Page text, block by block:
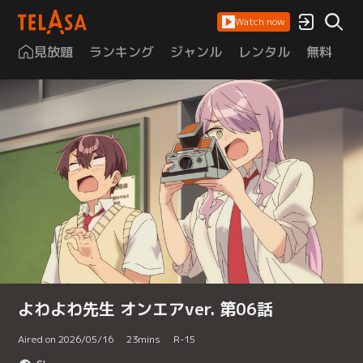
Watch now
見放題 ランキング ジャンル レンタル 無料
よわよわ先生 オンエアver. 第06話
Aired on 2026/05/16 23mins R-15